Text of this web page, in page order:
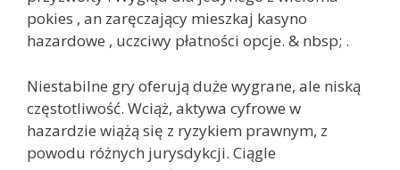
pokies , an zaręczający mieszkaj kasyno
hazardowe , uczciwy płatności opcje. & nbsp; .
Niestabilne gry oferują duże wygrane, ale niską
częstotliwość. Wciąż, aktywa cyfrowe w
hazardzie wiążą się z ryzykiem prawnym, z
powodu różnych jurysdykcji. Ciągle